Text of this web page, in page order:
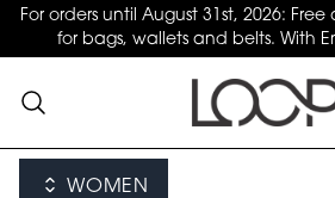
For orders until August 31st, 2026:
for bags, wallets and belts. With
WOMEN